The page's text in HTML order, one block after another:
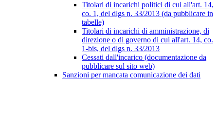
Titolari di incarichi politici di cui all'art. 14,
co. 1, del dlgs n. 33/2013 (da pubblicare in
tabelle)
Titolari di incarichi di amministrazione, di
direzione o di governo di cui all'art. 14, co.
1-bis, del dlgs n. 33/2013
Cessati dall'incarico (documentazione da
pubblicare sul sito web)
Sanzioni per mancata comunicazione dei dati